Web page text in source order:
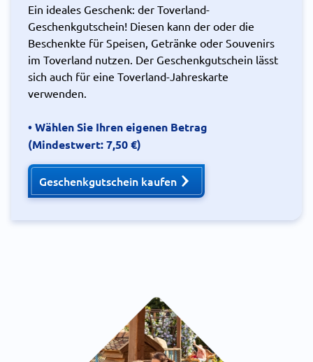
Ein ideales Geschenk: der Toverland-
Geschenkgutschein! Diesen kann der oder die
Beschenkte für Speisen, Getränke oder Souvenirs
im Toverland nutzen. Der Geschenkgutschein lässt
sich auch für eine Toverland-Jahreskarte
verwenden.
• Wählen Sie Ihren eigenen Betrag
(Mindestwert: 7,50 €)
Geschenkgutschein kaufen